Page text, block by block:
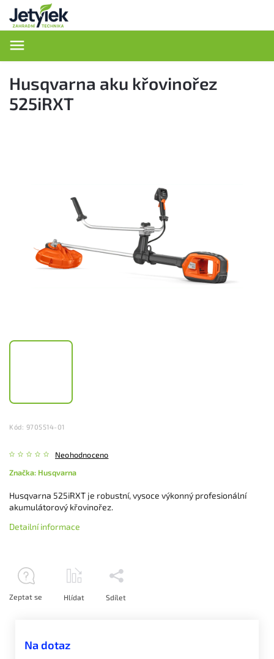
Husqvarna aku křovinořez
525iRXT
Kód: 9705514-01
Neohodnoceno
Značka: Husqvarna
Na dotaz
Husqvarna 525iRXT je robustní, vysoce výkonný profesionální
akumulátorový křovinořez.
Detailní informace
Zeptat se Hlídat Sdílet